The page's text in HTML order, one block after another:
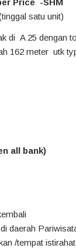
Price -SHM
satu unit)
di A 25 dengan
162 meter utk
all bank)
daerah
/tempat istirahat